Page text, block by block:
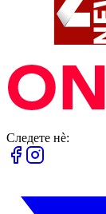
Следете нè: